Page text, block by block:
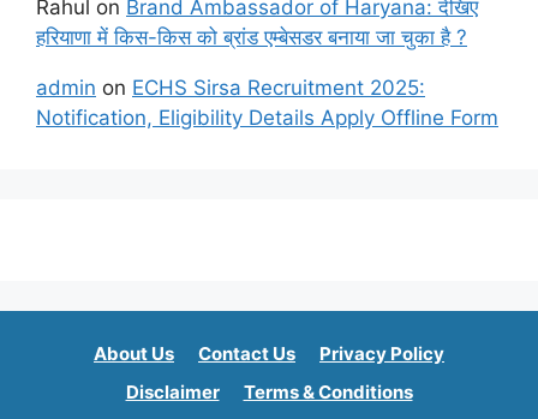
Rahul on Brand Ambassador of Haryana: देखिए
हरियाणा में किस-किस को ब्रांड एम्बेसडर बनाया जा चुका है ?
admin on ECHS Sirsa Recruitment 2025:
Notification, Eligibility Details Apply Offline Form
About Us Contact Us
Privacy Policy
Disclaimer
Terms & Conditions